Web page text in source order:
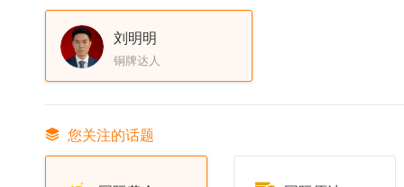
刘明明
铜牌达人
您关注的话题